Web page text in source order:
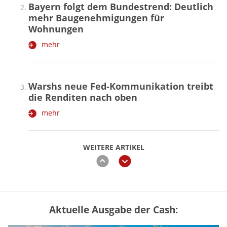
WEITERE ARTIKEL
zurückweiter
Bayern folgt dem Bundestrend: Deutlich
mehr Baugenehmigungen für
Wohnungen
mehr
Warshs neue Fed-Kommunikation treibt
die Renditen nach oben
mehr
Vermieter-Zutritt: Wann Mieter
die Wohnung öffnen müssen
Aktuelle Ausgabe der Cash: